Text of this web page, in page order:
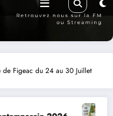
de Figeac du 24 au 30 Juillet